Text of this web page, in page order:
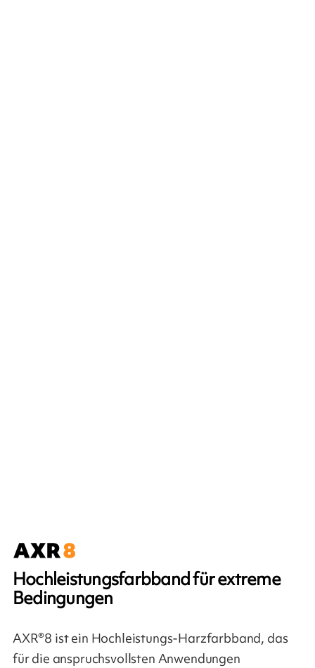
Hochleistungsfarbband für extreme
Bedingungen
AXR®8 ist ein Hochleistungs-Harzfarbband, das
für die anspruchsvollsten Anwendungen